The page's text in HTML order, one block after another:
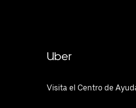
Uber
Visita el Centro de